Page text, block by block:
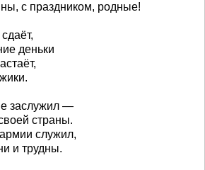
с праздником, родные!
деньки
заслужил —
страны.
служил,
и трудны.